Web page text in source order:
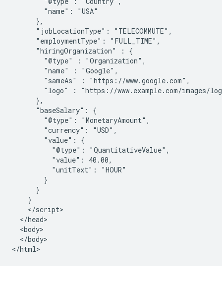
        "name": "USA"
      },
      "jobLocationType": "TELECOMMUTE",
      "employmentType": "FULL_TIME",
      "hiringOrganization" : {
        "@type" : "Organization",
        "name" : "Google",
        "sameAs" : "https://www.google.com",
"logo" : "https://www.example.com/images/
      },
      "baseSalary": {
        "@type": "MonetaryAmount",
        "currency": "USD",
        "value": {
          "@type": "QuantitativeValue",
          "value": 40.00,
          "unitText": "HOUR"
        }
      }
    }
    </script>
  </head>
  <body>
  </body>
</html>